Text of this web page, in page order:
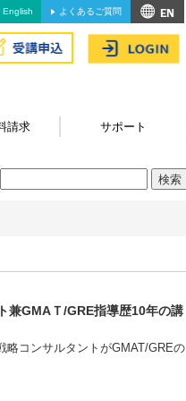
English よくあるご質問
請求 サポート
兼GMAＴ/GRE指導歴10年の講
略コンサルタントがGMAT/GREの